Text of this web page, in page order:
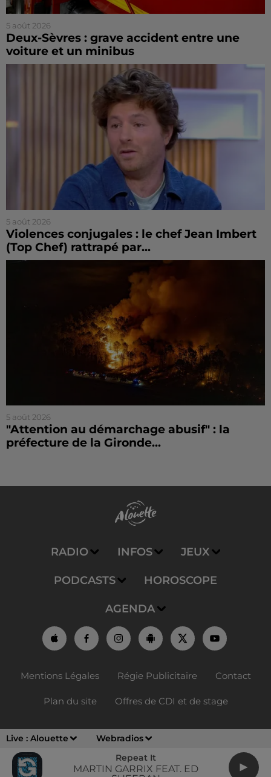
Live : Alouette
Webradios
Repeat It
MARTIN GARRIX FEAT. ED
5 août 2026
Deux-Sèvres : grave accident entre une
voiture et un minibus
5 août 2026
Violences conjugales : le chef Jean Imbert
(Top Chef) rattrapé par...
5 août 2026
"Attention au démarchage abusif" : la
préfecture de la Gironde...
RADIO INFOS JEUX
PODCASTS HOROSCOPE
AGENDA
Mentions Légales Régie Publicitaire Contact
Plan du site Offres de CDI et de stage